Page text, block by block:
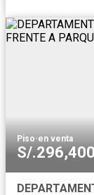
Piso·en venta
S/